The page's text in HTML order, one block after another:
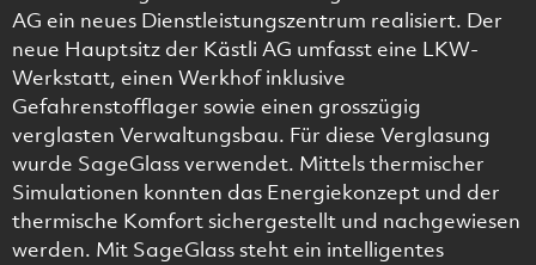
AG ein neues Dienstleistungszentrum realisiert. Der
neue Hauptsitz der Kästli AG umfasst eine LKW-
Werkstatt, einen Werkhof inklusive
Gefahrenstofflager sowie einen grosszügig
verglasten Verwaltungsbau. Für diese Verglasung
wurde SageGlass verwendet. Mittels thermischer
Simulationen konnten das Energiekonzept und der
thermische Komfort sichergestellt und nachgewiesen
werden. Mit SageGlass steht ein intelligentes